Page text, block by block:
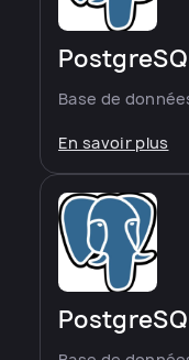
Base de
En savoir plus